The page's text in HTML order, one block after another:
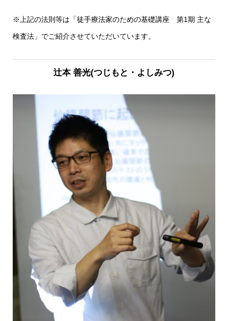
※上記の法則等は「徒手療法家のための基礎講座 第1期 主な
検査法」でご紹介させていただいています。
辻本 善光(つじもと・よしみつ)